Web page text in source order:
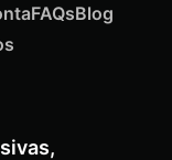
FAQsBlog